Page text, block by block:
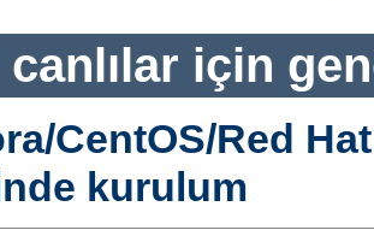
canlılar için
CentOS/Red
kurulum